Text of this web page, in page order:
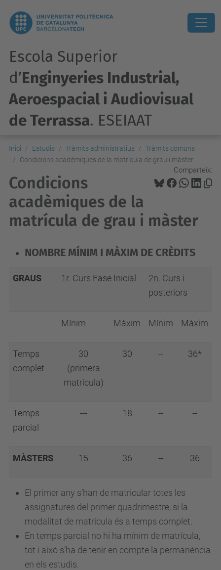
Escola Superior
d’Enginyeries Industrial,
Aeroespacial i Audiovisual
de Terrassa. ESEIAAT
Inici Estudis Tràmits administratius
Tràmits comuns
Condicions acadèmiques de la matrícula de grau i màster
Comparteix:
Condicions
acadèmiques de la
matrícula de grau i màster
NOMBRE MÍNIM I MÀXIM DE CRÈDITS
GRAUS 1r. Curs Fase Inicial
2n. Curs i
posteriors
Mínim Màxim Mínim Màxim
Temps
complet
30
(primera
matrícula)
30 -- 36*
Temps
parcial
--- 18 -- --
MÀSTERS 15 36 -- 36
El primer any s’han de matricular totes les
assignatures del primer quadrimestre, si la
modalitat de matrícula és a temps complet.
En temps parcial no hi ha mínim de matrícula,
tot i això s’ha de tenir en compte la permanència
en els estudis.